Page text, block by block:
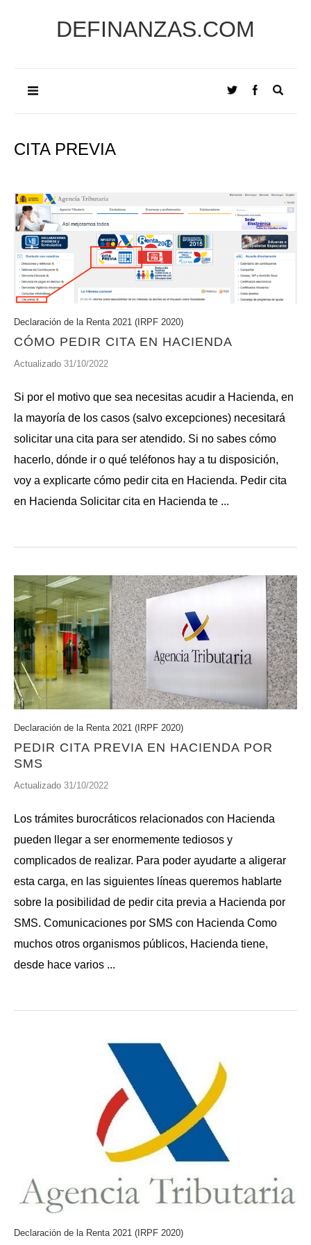
DEFINANZAS.COM
CITA PREVIA
Declaración de la Renta 2021 (IRPF 2020)
CÓMO PEDIR CITA EN HACIENDA
Actualizado 31/10/2022
Si por el motivo que sea necesitas acudir a Hacienda, en
la mayoría de los casos (salvo excepciones) necesitará
solicitar una cita para ser atendido. Si no sabes cómo
hacerlo, dónde ir o qué teléfonos hay a tu disposición,
voy a explicarte cómo pedir cita en Hacienda. Pedir cita
en Hacienda Solicitar cita en Hacienda te ...
Declaración de la Renta 2021 (IRPF 2020)
PEDIR CITA PREVIA EN HACIENDA POR
SMS
Actualizado 31/10/2022
Los trámites burocráticos relacionados con Hacienda
pueden llegar a ser enormemente tediosos y
complicados de realizar. Para poder ayudarte a aligerar
esta carga, en las siguientes líneas queremos hablarte
sobre la posibilidad de pedir cita previa a Hacienda por
SMS. Comunicaciones por SMS con Hacienda Como
muchos otros organismos públicos, Hacienda tiene,
desde hace varios ...
Declaración de la Renta 2021 (IRPF 2020)